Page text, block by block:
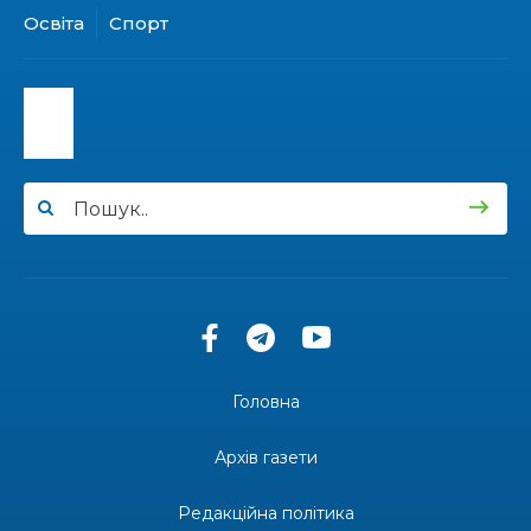
31 лип
15:24
31 лип
“Серпневі свята” – Клуб з народознавства
Юні мешканці Бахмутської громади у Харкові
долучилися до проєкту «Радість у дитячих
територіальної громади
«Дві музи» у Рівному: свято краси, мистецтва
Освіта Спорт
Головна
Архів газети
Редакційна політика